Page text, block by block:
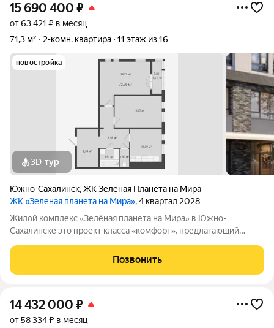
15 690 400 ₽
от 63 421 ₽ в месяц
71,3 м²
2-комн. квартира 11 этаж из 16
новостройка
3D-тур
Южно-Сахалинск,ЖК Зелёная Планета на Мира
ЖК «Зеленая планета на Мира», 4 квартал 2028
Жилой комплекс «Зелёная планета на Мира» в Южно-
Сахалинске это проект класса «комфорт», предлагающий
до 19 этажей, и каждая квартира продумана до мелочей.
Удобное расположение жилого
Позвонить
14 432 000 ₽
от 58 334 ₽ в месяц